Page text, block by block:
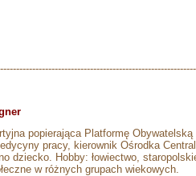
popierająca Platformę
pracy, kierownik Ośrodka
dziecko. Hobby: łowiectwo,
w różnych grupach wiekowych.